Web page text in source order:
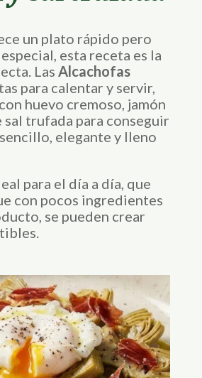
un plato rápido pero
esta receta es la
Las Alcachofas
para calentar y servir,
huevo cremoso, jamón
sal trufada para conseguir
elegante y lleno
para el día a día, que
con pocos ingredientes
se pueden crear